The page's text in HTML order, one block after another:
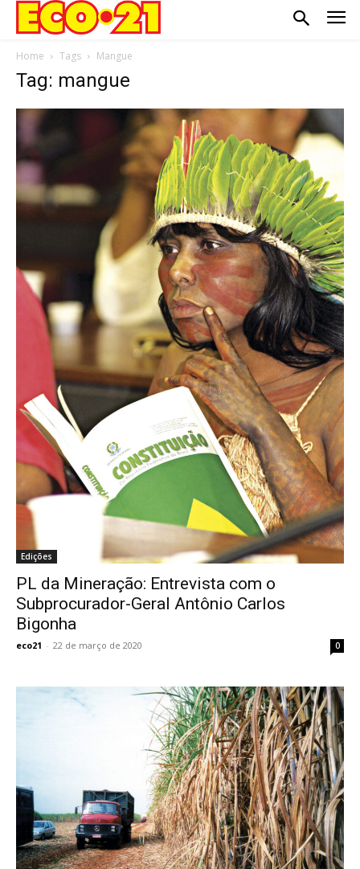
Home Tags Mangue
Tag: mangue
Edições
PL da Mineração: Entrevista com o
Subprocurador-Geral Antônio Carlos
Bigonha
eco21 - 22 de março de 2020 0